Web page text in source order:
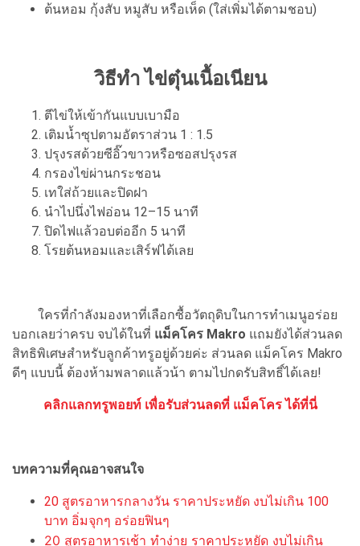
ต้นหอม กุ้งสับ หมูสับ หรือเห็ด (ใส่เพิ่มได้ตามชอบ)
วิธีทำ ไข่ตุ๋นเนื้อเนียน
ตีไข่ให้เข้ากันแบบเบามือ
เติมน้ำซุปตามอัตราส่วน 1 : 1.5
ปรุงรสด้วยซีอิ๊วขาวหรือซอสปรุงรส
กรองไข่ผ่านกระชอน
เทใส่ถ้วยและปิดฝา
นำไปนึ่งไฟอ่อน 12–15 นาที
ปิดไฟแล้วอบต่ออีก 5 นาที
โรยต้นหอมและเสิร์ฟได้เลย
ใครที่กำลังมองหาที่เลือกซื้อวัตถุดิบในการทำเมนูอร่อย
บอกเลยว่าครบ จบได้ในที่ แม็คโคร Makro แถมยังได้ส่วนลด
สิทธิพิเศษสำหรับลูกค้าทรูอยู่ด้วยค่ะ ส่วนลด แม็คโคร Makro
ดีๆ แบบนี้ ต้องห้ามพลาดแล้วน้า ตามไปกดรับสิทธิ์ได้เลย!
คลิกแลกทรูพอยท์ เพื่อรับส่วนลดที่ แม็คโคร ได้ที่นี่
บทความที่คุณอาจสนใจ
20 สูตรอาหารกลางวัน ราคาประหยัด งบไม่เกิน 100
บาท อิ่มจุกๆ อร่อยฟินๆ
20 สูตรอาหารเช้า ทำง่าย ราคาประหยัด งบไม่เกิน